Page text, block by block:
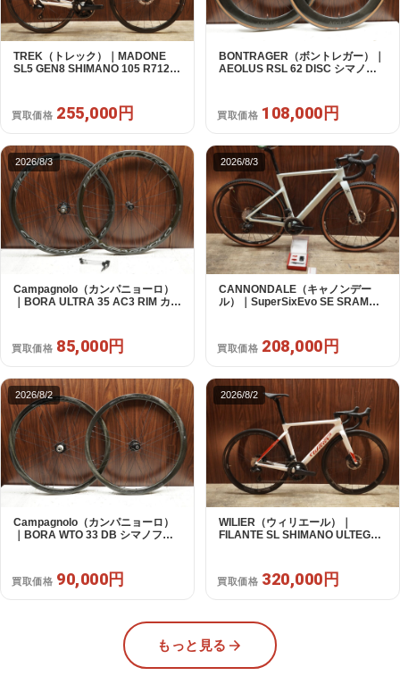
TREK（トレック）｜MADONE
SL5 GEN8 SHIMANO 105 R7120
買取価格 255,000円
BONTRAGER（ボントレガー）｜
AEOLUS RSL 62 DISC シマノフ
買取価格 108,000円
2026/8/3
Campagnolo（カンパニョーロ）
｜BORA ULTRA 35 AC3 RIM カン
買取価格 85,000円
2026/8/3
CANNONDALE（キャノンデー
ル）｜SuperSixEvo SE SRAM
年｜美品｜買取金額 208,000円
買取価格 208,000円
2026/8/2
Campagnolo（カンパニョーロ）
｜BORA WTO 33 DB シマノフリ
買取価格 90,000円
2026/8/2
WILIER（ウィリエール）｜
FILANTE SL SHIMANO ULTEGRA
買取価格 320,000円
もっと見る